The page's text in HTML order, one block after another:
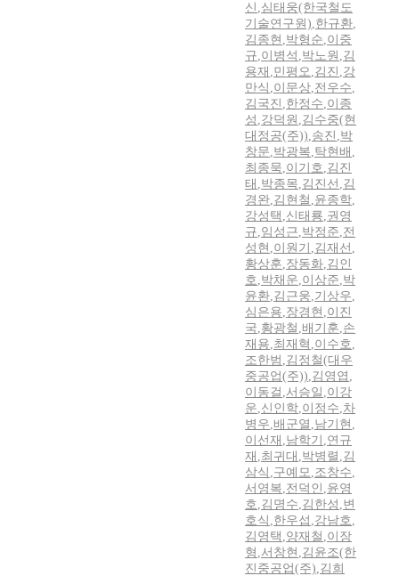
신 ,심태웅(한국철도
기술연구원),한규환,
김종현 ,박형순,이중
규,이병석 ,박노원 ,김
용재 ,민평오,김진 ,강
만식 ,이문상,전우수,
김국진 ,한정수,이종
성 ,강덕원 ,김수중(현
대정공(주)),송진 ,박
창문,박광복,탁현배 ,
최종묵,이기호,김진
태 ,박종목,김진선 ,김
경완,김현철 ,윤종학,
강성택 ,신태룡,권영
규,임성근,박정준,전
성현 ,이원기 ,김재선 ,
황상훈,장동화,김인
호,박채운,이상준,박
윤환,김근웅,기상우,
심은용,장경현 ,이진
국,황광철 ,배기훈,손
재용,최재혁 ,이수호,
조한범 ,김정철(대우
중공업(주)),김영엽 ,
이동걸 ,서승일 ,이강
운,신인학,이정수,차
병우,배군열 ,남기현 ,
이선재 ,남학기 ,연규
재 ,최귀대 ,박병렬 ,김
삼식 ,구예모,조창수,
서영복,전덕인 ,윤영
호,김명수,김한성 ,변
호식 ,한우섭 ,강남호,
김영택 ,양재철 ,이장
형 ,서창현 ,김윤조(한
진중공업(주),김희